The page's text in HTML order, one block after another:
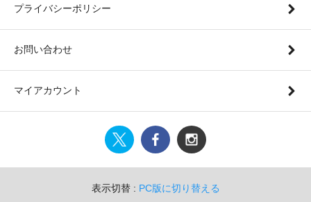
プライバシーポリシー
お問い合わせ
マイアカウント
表示切替 : PC版に切り替える